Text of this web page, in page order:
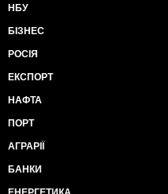
НБУ
БІЗНЕС
РОСІЯ
ЕКСПОРТ
НАФТА
ПОРТ
АГРАРІЇ
БАНКИ